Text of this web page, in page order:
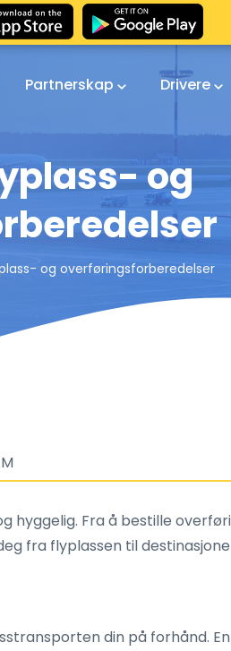
Partnerskap Drivere
og
og overføringsforberedelser
hyggelig. Fra å bestille
fra flyplassen til
din på forhånd.